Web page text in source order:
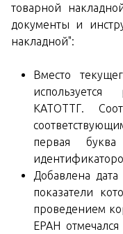
товарной
документы и
накладной":
Вместо
KАТОТТГ.
первая
Добавлена
показатели
проведением
ЕРАН